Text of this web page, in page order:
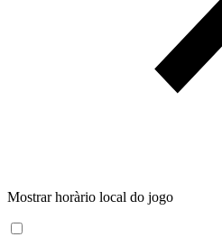
Mostrar horàrio local do jogo